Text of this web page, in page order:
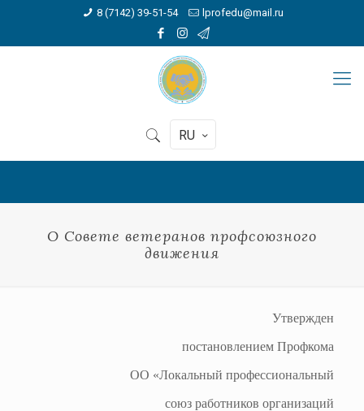
8 (7142) 39-51-54 lprofedu@mail.ru
RU
О Совете ветеранов профсоюзного
движения
Утвержден
постановлением Профкома
ОО «Локальный профессиональный
союз работников организаций